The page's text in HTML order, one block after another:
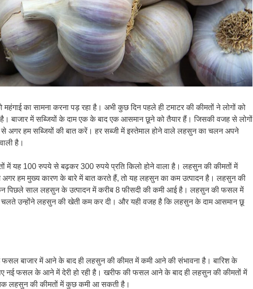
का सामना करना पड़ रहा है। अभी कुछ दिन पहले ही टमाटर की कीमतों ने लोगों को
बाजार में सब्जियों के दाम एक के बाद एक आसमान छूने को तैयार हैं। जिसकी वजह से लोगों
अगर हम सब्जियों की बात करें। हर सब्जी में इस्तेमाल होने वाले लहसुन का चलन अपने
है।
में यह 100 रुपये से बढ़कर 300 रुपये प्रति किलो होने वाला है। लहसुन की कीमतों में
अगर हम मुख्य कारण के बारे में बात करते हैं, तो यह लहसुन का कम उत्पादन है। लहसुन की
पिछले साल लहसुन के उत्पादन में करीब 8 फीसदी की कमी आई है। लहसुन की फसल में
चलते उन्होंने लहसुन की खेती कम कर दी। और यही वजह है कि लहसुन के दाम आसमान छू
बाजार में आने के बाद ही लहसुन की कीमत में कमी आने की संभावना है। बारिश के
नई फसल के आने में देरी हो रही है। खरीफ की फसल आने के बाद ही लहसुन की कीमतों में
लहसुन की कीमतों में कुछ कमी आ सकती है।